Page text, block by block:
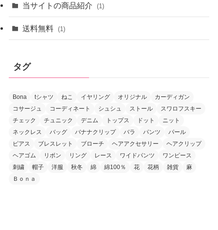
当サイトの商品紹介 (1)
送料無料 (1)
タグ
Bona tシャツ ねこ イヤリング オリジナル
カーディガン
コサージュ
コーディネート シュシュ ストール
スワロフスキー
チェック
チュニック デニム トップス ドット
ニット
ネックレス
バッグ バナナクリップ バラ パンツ
パール
ピアス
ブレスレット ブローチ ヘアアクセサリー
ヘアクリップ
ヘアゴム
リボン リング レース ワイドパンツ
ワンピース
刺繍
帽子 洋服 秋冬 綿 綿100％ 花 花柄 雑貨
麻
Ｂｏｎａ